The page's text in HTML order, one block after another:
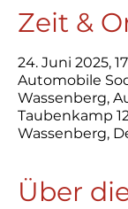
Zeit &
24. Juni 2025,
Automobile
Wassenberg,
Taubenkamp
Wassenberg,
Über